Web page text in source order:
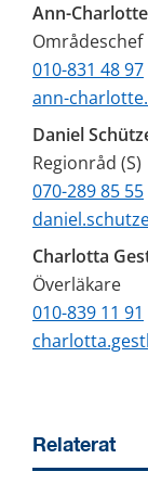
Ann-
Områdeschef
010-831 48 97
ann-
Daniel
Regionråd (S)
070-289 85 55
Charlotta
Överläkare
010-839 11 91
Relaterat